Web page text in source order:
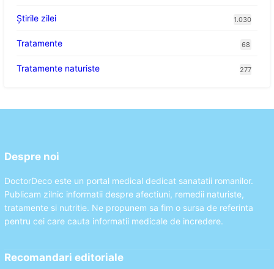
Știrile zilei 1.030
Tratamente 68
Tratamente naturiste 277
Despre noi
DoctorDeco este un portal medical dedicat sanatatii romanilor.
Publicam zilnic informatii despre afectiuni, remedii naturiste,
tratamente si nutritie. Ne propunem sa fim o sursa de referinta
pentru cei care cauta informatii medicale de incredere.
Recomandari editoriale